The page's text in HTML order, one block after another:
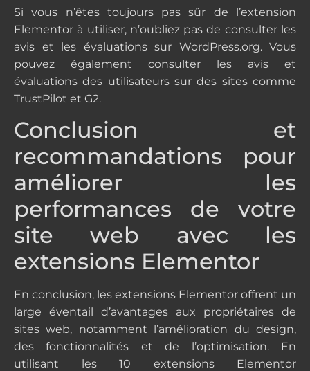
Si vous n’êtes toujours pas sûr de l’extension
Elementor à utiliser, n’oubliez pas de consulter les
avis et les évaluations sur WordPress.org. Vous
pouvez également consulter les avis et
évaluations des utilisateurs sur des sites comme
TrustPilot et G2.
Conclusion et
recommandations pour
améliorer les
performances de votre
site web avec les
extensions Elementor
En conclusion, les extensions Elementor offrent un
large éventail d’avantages aux propriétaires de
sites web, notamment l’amélioration du design,
des fonctionnalités et de l’optimisation. En
utilisant les 10 extensions Elementor